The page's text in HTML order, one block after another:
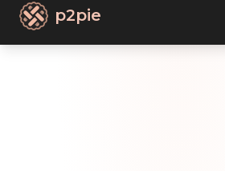
p2pie